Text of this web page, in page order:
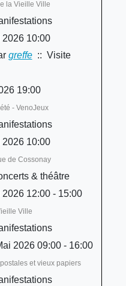
la Vieille Ville
10:00
greffe:: Visite
19:00
- VenoJeux
10:00
de Cossonay
& théâtre
12:00 - 15:00
Ville
2026 09:00 - 16:00
et vieux papiers